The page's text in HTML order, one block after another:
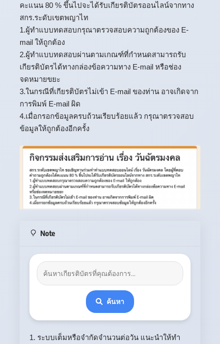
คะแนน 80 % ขึ้นไปจะได้รับเกียรติบัตรออนไลน์จากทาง
สกร.ระดับเขตพญาไท
1.ผู้ทำแบบทดสอบกรุณาตรวจสอบความถูกต้องของ E-
mail ให้ถูกต้อง
2.ผู้ทำแบบทดสอบผ่านตามเกณฑ์ที่กำหนดสามารถรับ
เกียรติบัตรได้ทางกล่องข้อความทาง E-mail หรือช่อง
จดหมายขยะ
3.ในกรณีที่เกียรติบัตรไม่เข้า E-mail ของท่าน อาจเกิดจาก
การพิมพ์ E-mail ผิด
4.เมื่อกรอกข้อมูลครบถ้วนเรียบร้อยแล้ว กรุณาตรวจสอบ
ข้อมูลให้ถูกต้องอีกครั้ง
Note
ค้นหา
1. ระบบเต็มหรือจำกัดจำนวนต่อวัน แนะนำให้ทำ